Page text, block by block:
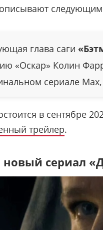
глава саги
«Оскар» Колин
сериале
в сентябре
трейлер.
сериал